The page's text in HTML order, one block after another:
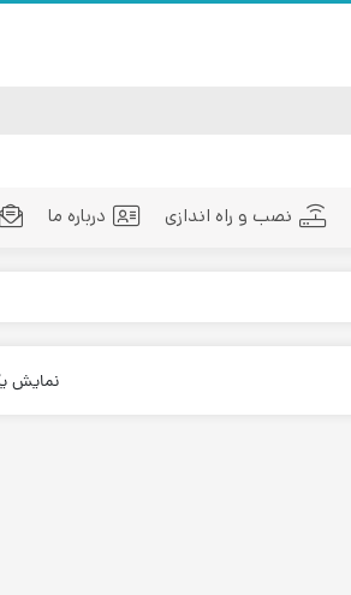
نصب و راه اندازی درباره ما
نمایش